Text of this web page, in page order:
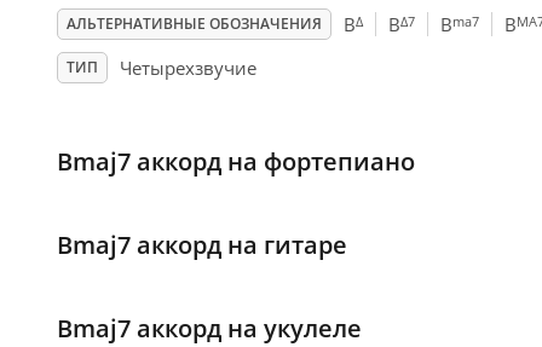
АЛЬТЕРНАТИВНЫЕ ОБОЗНАЧЕНИЯ BΔ BΔ7 Bma7 B
ТИП Четырехзвучие
Bmaj7 аккорд на фортепиано
Bmaj7 аккорд на гитаре
Bmaj7 аккорд на укулеле